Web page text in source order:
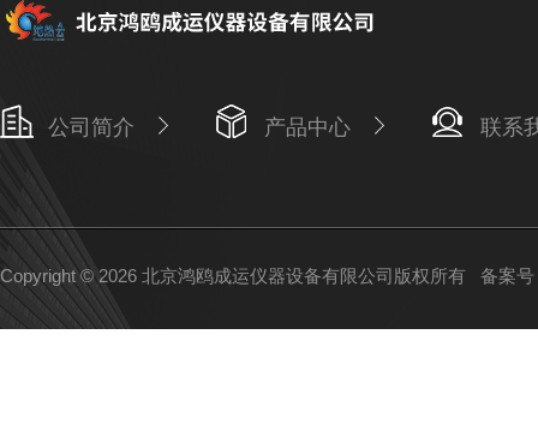
公司简介 产品中心 联系
Copyright © 2026 北京鸿鸥成运仪器设备有限公司版权所有 备案号